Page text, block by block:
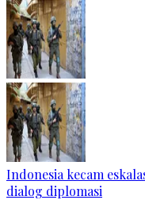
Indonesia kecam
dialog diplomasi